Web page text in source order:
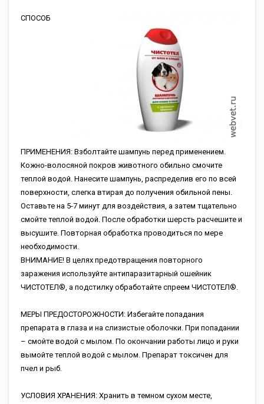
СПОСОБ
ПРИМЕНЕНИЯ: Взболтайте шампунь перед применением.
Кожно-волосяной покров животного обильно смочите
теплой водой. Нанесите шампунь, распределив его по всей
поверхности, слегка втирая до получения обильной пены.
Оставьте на 5-7 минут для воздействия, а затем тщательно
смойте теплой водой. После обработки шерсть расчешите и
высушите. Повторная обработка проводиться по мере
необходимости.
ВНИМАНИЕ! В целях предотвращения повторного
заражения используйте антипаразитарный ошейник
ЧИСТОТЕЛ®, а подстилку обработайте спреем ЧИСТОТЕЛ®.
МЕРЫ ПРЕДОСТОРОЖНОСТИ: Избегайте попадания
препарата в глаза и на слизистые оболочки. При попадании
– смойте водой с мылом. По окончании работы лицо и руки
вымойте теплой водой с мылом. Препарат токсичен для
пчел и рыб.
УСЛОВИЯ ХРАНЕНИЯ: Хранить в темном сухом месте,